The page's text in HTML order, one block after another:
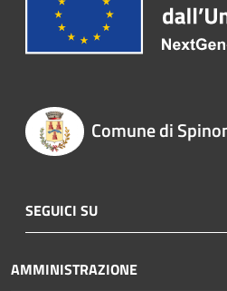
Comune di
SEGUICI SU
AMMINISTRAZIONE